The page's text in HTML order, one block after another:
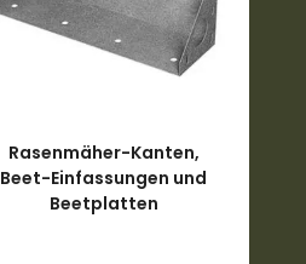
Rasenmäher-Kanten,
Beet-Einfassungen und
Beetplatten